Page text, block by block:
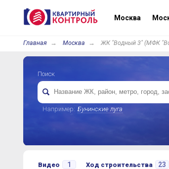
Москва
Главная Москва ЖК "Водный 3" (МФК
Поиск
Например: Бунинские луга
Видео 1 Ход строительства 23